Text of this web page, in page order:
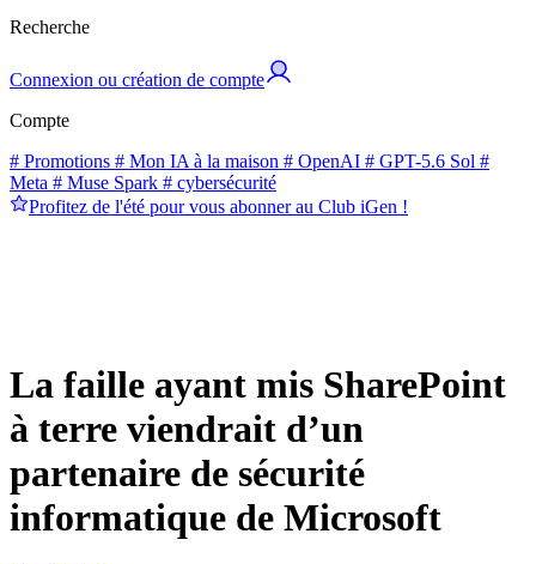
Recherche
Connexion ou création de compte
Compte
# Promotions # Mon IA à la maison # OpenAI # GPT-5.6 Sol #
Meta # Muse Spark # cybersécurité
Profitez de l'été pour vous abonner au Club iGen !
La faille ayant mis SharePoint
à terre viendrait d’un
partenaire de sécurité
informatique de Microsoft